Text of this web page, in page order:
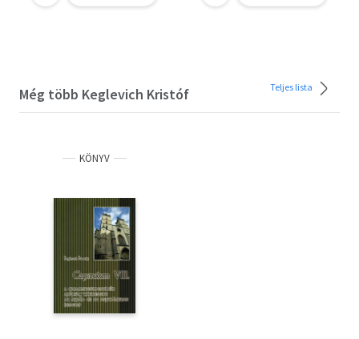
Még több Keglevich Kristóf Teljes lista
KÖNYV